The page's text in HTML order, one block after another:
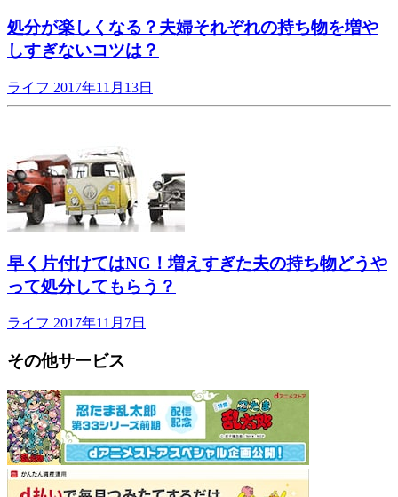
処分が楽しくなる？夫婦それぞれの持ち物を増や
しすぎないコツは？
ライフ 2017年11月13日
早く片付けてはNG！増えすぎた夫の持ち物どうや
って処分してもらう？
ライフ 2017年11月7日
その他サービス